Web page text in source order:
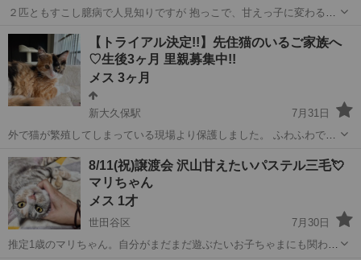
２匹ともすこし臆病で人見知りですが 抱っこで、甘えっ子に変わる子
好です。駆虫２回済 ワクチン３種１回済 母猫のエイズ白血病検査陰
性 問い合...
東京 世田谷区 三軒茶屋駅 猫 去勢手術
【トライアル決定!!】先住猫のいるご家族へ
♡生後3ヶ月 里親募集中!!
メス 3ヶ月
新大久保駅
7月31日
外で猫が繁殖してしまっている現場より保護しました。 ふわふわでゴ
シング等のケアは必須です。 性格はビビりですが、撫でたらうっとり
してくれます♡ この子は他...
東京 新宿区 新大久保駅 猫 ワクチン
8/11(祝)譲渡会 沢山甘えたいパステル三毛💘
マリちゃん
メス 1才
世田谷区
7月30日
推定1歳のマリちゃん。自分がまだまだ遊ぶたいお子ちゃまにも関わら